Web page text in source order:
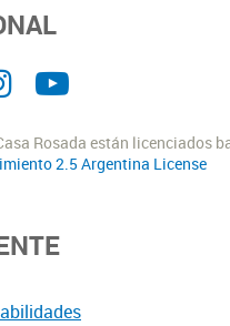
Rosada están licenciados
2.5 Argentina License